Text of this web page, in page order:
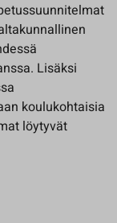
Lisäksi
koulukohtaisia
löytyvät